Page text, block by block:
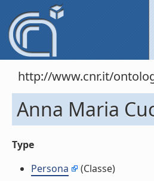
http://www.cnr.it/
Anna Maria
Type
Persona
(Classe)